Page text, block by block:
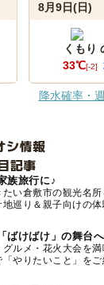
8月9日(日)
くもり
33℃[-2]
降水確率・
シ情報
記事
族旅行に♪
たい倉敷市の観光名
地巡り＆親子向けの
ばけばけ」の舞台へ
ルメ・花火大会を満
「やりたいこと」をご